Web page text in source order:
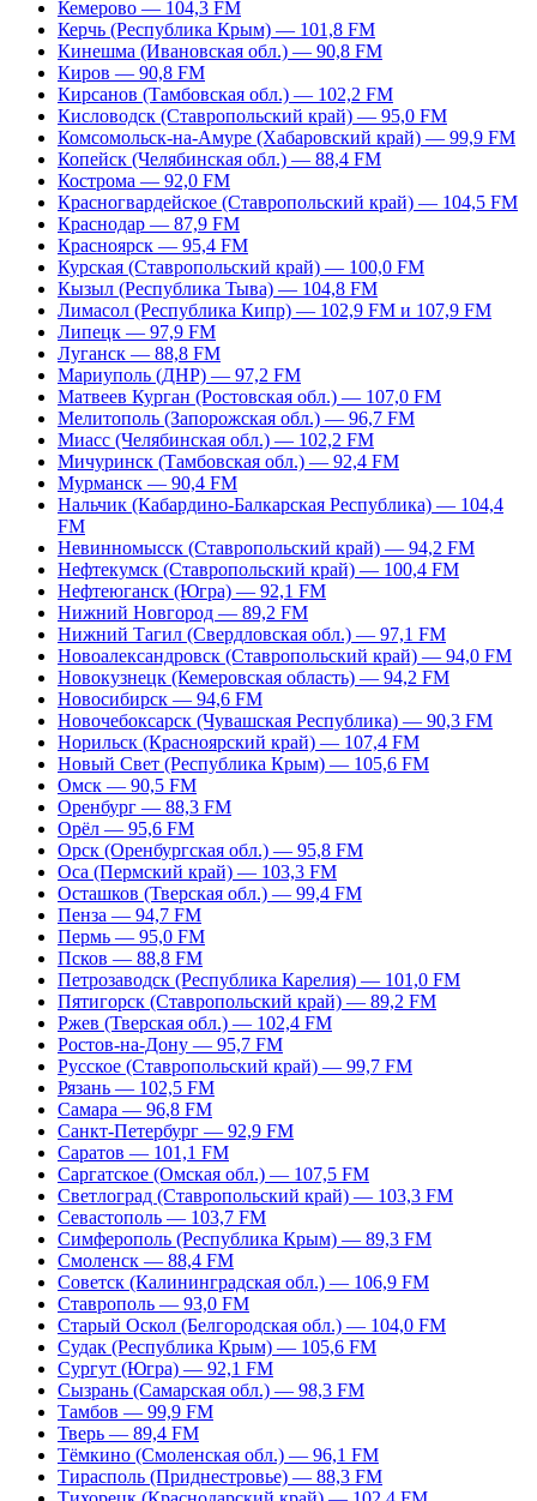
Кемерово — 104,3 FM
Керчь (Республика Крым) — 101,8 FM
Кинешма (Ивановская обл.) — 90,8 FM
Киров — 90,8 FM
Кирсанов (Тамбовская обл.) — 102,2 FM
Кисловодск (Ставропольский край) — 95,0 FM
Комсомольск-на-Амуре (Хабаровский край) — 99,9 FM
Копейск (Челябинская обл.) — 88,4 FM
Кострома — 92,0 FM
Красногвардейское (Ставропольский край) — 104,5 FM
Краснодар — 87,9 FM
Красноярск — 95,4 FM
Курская (Ставропольский край) — 100,0 FM
Кызыл (Республика Тыва) — 104,8 FM
Лимасол (Республика Кипр) — 102,9 FM и 107,9 FM
Липецк — 97,9 FM
Луганск — 88,8 FM
Мариуполь (ДНР) — 97,2 FM
Матвеев Курган (Ростовская обл.) — 107,0 FM
Мелитополь (Запорожская обл.) — 96,7 FM
Миасс (Челябинская обл.) — 102,2 FM
Мичуринск (Тамбовская обл.) — 92,4 FM
Мурманск — 90,4 FM
Нальчик (Кабардино-Балкарская Республика) — 104,4
FM
Невинномысск (Ставропольский край) — 94,2 FM
Нефтекумск (Ставропольский край) — 100,4 FM
Нефтеюганск (Югра) — 92,1 FM
Нижний Новгород — 89,2 FM
Нижний Тагил (Свердловская обл.) — 97,1 FM
Новоалександровск (Ставропольский край) — 94,0 FM
Новокузнецк (Кемеровская область) — 94,2 FM
Новосибирск — 94,6 FM
Новочебоксарск (Чувашская Республика) — 90,3 FM
Норильск (Красноярский край) — 107,4 FM
Новый Свет (Республика Крым) — 105,6 FM
Омск — 90,5 FM
Оренбург — 88,3 FM
Орёл — 95,6 FM
Орск (Оренбургская обл.) — 95,8 FM
Оса (Пермский край) — 103,3 FM
Осташков (Тверская обл.) — 99,4 FM
Пенза — 94,7 FM
Пермь — 95,0 FM
Псков — 88,8 FM
Петрозаводск (Республика Карелия) — 101,0 FM
Пятигорск (Ставропольский край) — 89,2 FM
Ржев (Тверская обл.) — 102,4 FM
Ростов-на-Дону — 95,7 FM
Русское (Ставропольский край) — 99,7 FM
Рязань — 102,5 FM
Самара — 96,8 FM
Санкт-Петербург — 92,9 FM
Саратов — 101,1 FM
Саргатское (Омская обл.) — 107,5 FM
Светлоград (Ставропольский край) — 103,3 FM
Севастополь — 103,7 FM
Симферополь (Республика Крым) — 89,3 FM
Смоленск — 88,4 FM
Советск (Калининградская обл.) — 106,9 FM
Ставрополь — 93,0 FM
Старый Оскол (Белгородская обл.) — 104,0 FM
Судак (Республика Крым) — 105,6 FM
Сургут (Югра) — 92,1 FM
Сызрань (Самарская обл.) — 98,3 FM
Тамбов — 99,9 FM
Тверь — 89,4 FM
Тёмкино (Смоленская обл.) — 96,1 FM
Тирасполь (Приднестровье) — 88,3 FM